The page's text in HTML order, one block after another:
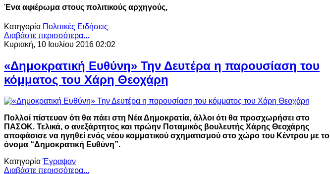
Ένα αφιέρωμα στους πολιτικούς αρχηγούς,
Κατηγορία Πολιτικές Ειδήσεις
Διαβάστε περισσότερα...
Κυριακή, 10 Ιουλίου 2016 02:02
«Δημοκρατική Ευθύνη» Την Δευτέρα η παρουσίαση του
κόμματος του Χάρη Θεοχάρη
Πολλοί πίστευαν ότι θα πάει στη Νέα Δημοκρατία, άλλοι ότι θα προσχωρήσει στο
ΠΑΣΟΚ. Τελικά, ο ανεξάρτητος και πρώην Ποταμικός βουλευτής Χάρης Θεοχάρης
αποφάσισε να ηγηθεί ενός νέου κομματικού σχηματισμού στο χώρο του Κέντρου με το
όνομα “Δημοκρατική Ευθύνη”.
Κατηγορία Έγραψαν
Διαβάστε περισσότερα...